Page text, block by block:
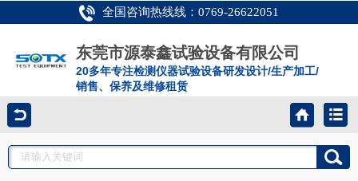
全国咨询热线线：0769-26622051
东莞市源泰鑫试验设备有限公司
20多年专注检测仪器试验设备研发设计/生产加工/
销售、保养及维修租赁